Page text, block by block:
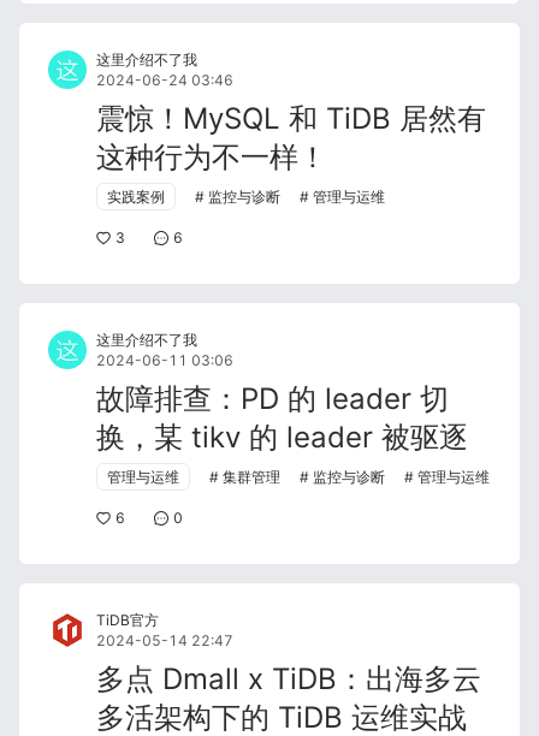
这里介绍不了我
2024-06-24 03:46
震惊！MySQL 和 TiDB 居然有
这种行为不一样！
实践案例 监控与诊断 管理与运维
3 6
这里介绍不了我
2024-06-11 03:06
故障排查：PD 的 leader 切
换，某 tikv 的 leader 被驱逐
管理与运维 集群管理 监控与诊断 管理与运维
6 0
TiDB官方
2024-05-14 22:47
多点 Dmall x TiDB：出海多云
多活架构下的 TiDB 运维实战